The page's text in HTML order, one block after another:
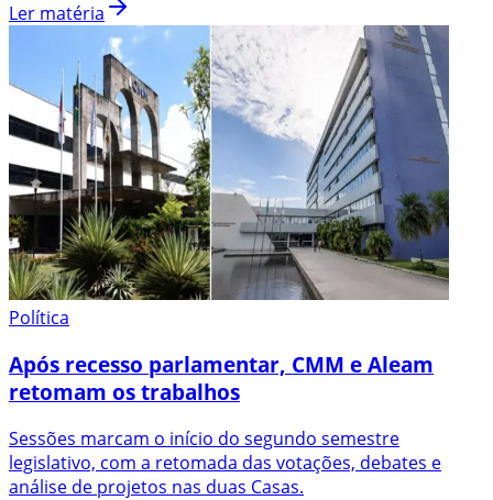
Ler matéria
Política
Após recesso parlamentar, CMM e Aleam
retomam os trabalhos
Sessões marcam o início do segundo semestre
legislativo, com a retomada das votações, debates e
análise de projetos nas duas Casas.